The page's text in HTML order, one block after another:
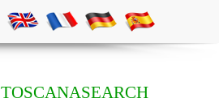
TOSCANASEARCH